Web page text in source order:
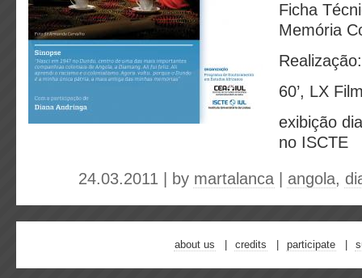
Ficha
Memória
60’, LX
exibição
no ISCTE
24.03.2011 | by martalanca angola,
about us credits participate